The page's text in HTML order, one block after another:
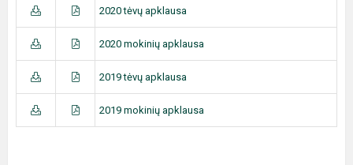
2020 tėvų apklausa
2020 mokinių apklausa
2019 tėvų apklausa
2019 mokinių apklausa